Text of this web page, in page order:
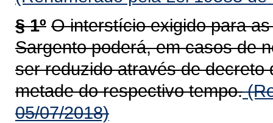
§ 1º O interstício exigido para
Sargento poderá, em casos de
ser reduzido através de
metade do respectivo tempo.
05/07/2018)